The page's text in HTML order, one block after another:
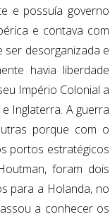
e possuía governo
e contava com
ser desorganizada e
havia liberdade
Império Colonial a
Inglaterra. A guerra
porque com o
portos estratégicos
foram dois
para a Holanda, no
a conhecer os